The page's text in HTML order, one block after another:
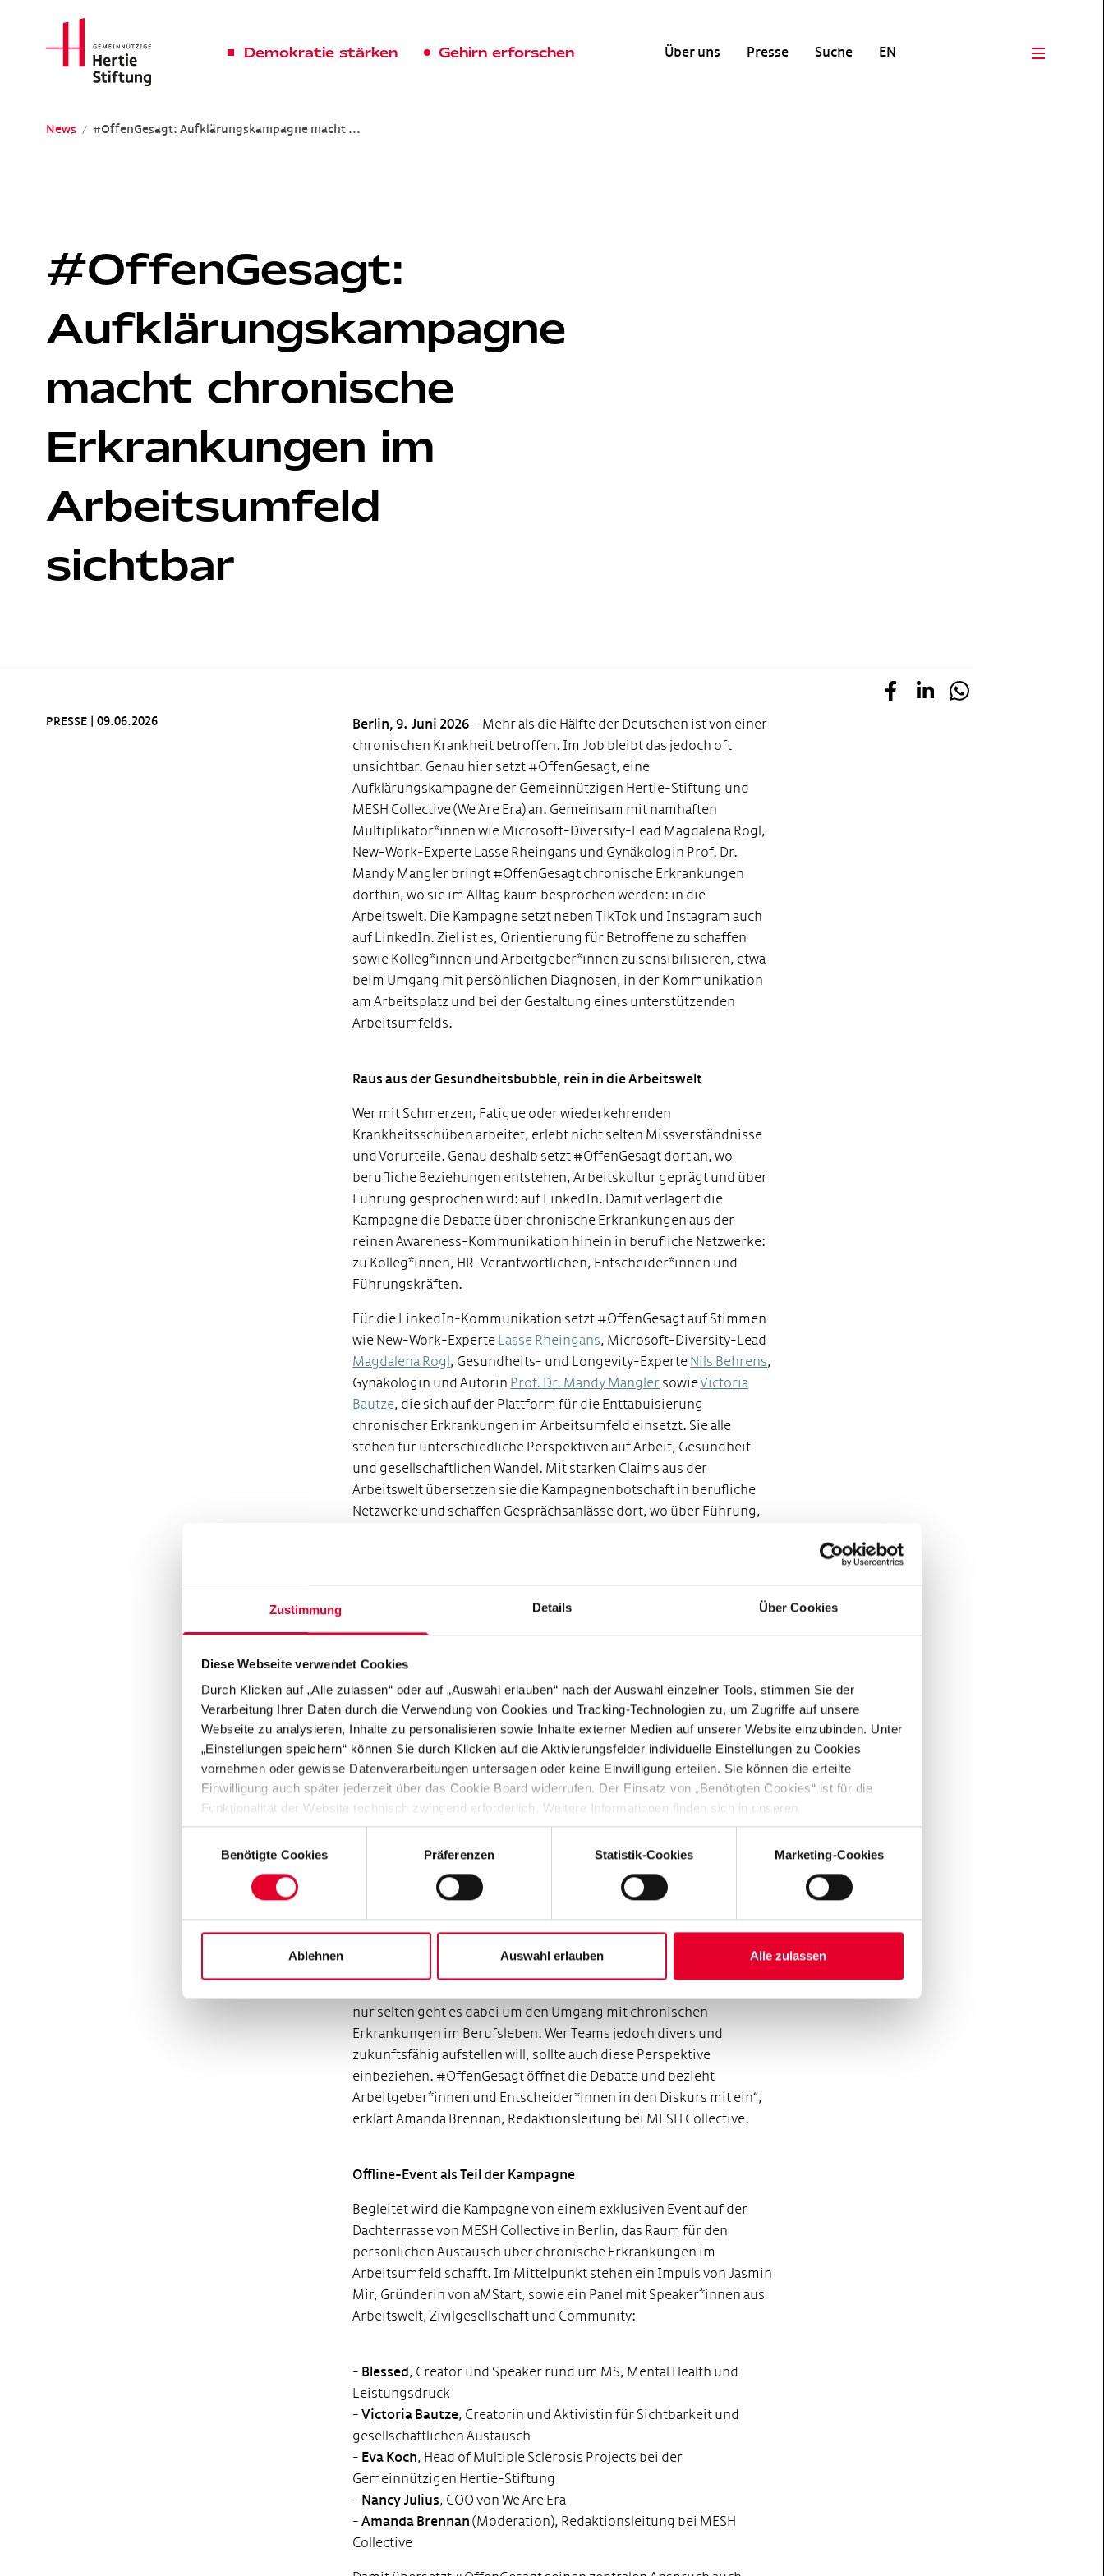
Zustimmung Details Über Cookies
Diese Webseite verwendet Cookies
Durch Klicken auf „Alle zulassen“ oder auf „Auswahl erlauben“ nach der Auswahl einzelner Tools, stimmen Sie der
Verarbeitung Ihrer Daten durch die Verwendung von Cookies und Tracking-Technologien zu, um Zugriffe auf unsere
Webseite zu analysieren, Inhalte zu personalisieren sowie Inhalte externer Medien auf unserer Website einzubinden. Unter
„Einstellungen speichern“ können Sie durch Klicken auf die Aktivierungsfelder individuelle Einstellungen zu Cookies
vornehmen oder gewisse Datenverarbeitungen untersagen oder keine Einwilligung erteilen. Sie können die erteilte
Einwilligung auch später jederzeit über das Cookie Board widerrufen. Der Einsatz von „Benötigten Cookies“ ist für die
Funktionalität der Website technisch zwingend erforderlich. Weitere Informationen finden sich in unseren
Datenschutzhinweisen („Datenschutzhinweise“).
Benötigte Cookies
Präferenzen Statistik-Cookies Marketing-Cookies
Ablehnen Auswahl erlauben Alle zulassen
Hertie Stiftung Logo
Demokratie stärken Gehirn erforschen Über uns Presse Suche EN
Open
News #OffenGesagt: Aufklärungskampagne macht ...
#OffenGesagt:
Aufklärungskampagne
macht chronische
Erkrankungen im
Arbeitsumfeld
sichtbar
PRESSE 09.06.2026 Berlin, 9. Juni 2026 – Mehr als die Hälfte der Deutschen ist von einer
chronischen Krankheit betroffen. Im Job bleibt das jedoch oft
unsichtbar. Genau hier setzt #OffenGesagt, eine
Aufklärungskampagne der Gemeinnützigen Hertie-Stiftung und
MESH Collective (We Are Era) an. Gemeinsam mit namhaften
Multiplikator*innen wie Microsoft-Diversity-Lead Magdalena Rogl,
New-Work-Experte Lasse Rheingans und Gynäkologin Prof. Dr.
Mandy Mangler bringt #OffenGesagt chronische Erkrankungen
dorthin, wo sie im Alltag kaum besprochen werden: in die
Arbeitswelt. Die Kampagne setzt neben TikTok und Instagram auch
auf LinkedIn. Ziel ist es, Orientierung für Betroffene zu schaffen
sowie Kolleg*innen und Arbeitgeber*innen zu sensibilisieren, etwa
beim Umgang mit persönlichen Diagnosen, in der Kommunikation
am Arbeitsplatz und bei der Gestaltung eines unterstützenden
Arbeitsumfelds.
Raus aus der Gesundheitsbubble, rein in die Arbeitswelt
Wer mit Schmerzen, Fatigue oder wiederkehrenden
Krankheitsschüben arbeitet, erlebt nicht selten Missverständnisse
und Vorurteile. Genau deshalb setzt #OffenGesagt dort an, wo
berufliche Beziehungen entstehen, Arbeitskultur geprägt und über
Führung gesprochen wird: auf LinkedIn. Damit verlagert die
Kampagne die Debatte über chronische Erkrankungen aus der
reinen Awareness-Kommunikation hinein in berufliche Netzwerke:
zu Kolleg*innen, HR-Verantwortlichen, Entscheider*innen und
Führungskräften.
Für die LinkedIn-Kommunikation setzt #OffenGesagt auf Stimmen
wie New-Work-Experte Lasse Rheingans, Microsoft-Diversity-Lead
Magdalena Rogl, Gesundheits- und Longevity-Experte Nils Behrens,
Gynäkologin und Autorin Prof. Dr. Mandy Mangler sowieVictoria
Bautze, die sich auf der Plattform für die Enttabuisierung
chronischer Erkrankungen im Arbeitsumfeld einsetzt. Sie alle
stehen für unterschiedliche Perspektiven auf Arbeit, Gesundheit
und gesellschaftlichen Wandel. Mit starken Claims aus der
Arbeitswelt übersetzen sie die Kampagnenbotschaft in berufliche
Netzwerke und schaffen Gesprächsanlässe dort, wo über Führung,
: Creator*innen öffnen die Debatte
unterschiedlichen Perspektiven:
Defne, Sükrü Sukone,Linella,Gynäkologe Mertcan ,Skatschie,
Schreinerin Sophia Kuhlmannsowie „Rettungsmaus“Celine Kilian.
Die Formate reichen von Sketchen über Realtalks und Vlogs bis hin
zu Interviews und klassischen Erklärformaten.
„Die Hertie-Stiftung engagiert sich seit Jahrzehnten im Bereich
Multiple Sklerose. In dieser Zeit haben wir große Fortschritte in der
medizinischen Versorgung erlebt. Was sich aber nur langsam
verändert, sind die Bilder in unseren Köpfen. Noch immer werden
Menschen mit chronischen Erkrankungen im Arbeitsleben zu
häufig über ihre Diagnose wahrgenommen statt über das, was sie
verändern“, erklärt Dr. Eva Koch, Leiterin der MS-Projekte bei der
Gemeinnützigen Hertie-Stiftung.
nur selten geht es dabei um den Umgang mit chronischen
Erkrankungen im Berufsleben. Wer Teams jedoch divers und
zukunftsfähig aufstellen will, sollte auch diese Perspektive
einbeziehen. #OffenGesagt öffnet die Debatte und bezieht
Arbeitgeber*innen und Entscheider*innen in den Diskurs mit ein“,
erklärt Amanda Brennan, Redaktionsleitung bei MESH Collective.
Offline-Event als Teil der Kampagne
Begleitet wird die Kampagne von einem exklusiven Event auf der
Dachterrasse von MESH Collective in Berlin, das Raum für den
persönlichen Austausch über chronische Erkrankungen im
Arbeitsumfeld schafft. Im Mittelpunkt stehen ein Impuls von Jasmin
Mir, Gründerin vonaMStart, sowie ein Panel mit Speaker*innen aus
Arbeitswelt, Zivilgesellschaft und Community:
- Blessed, Creator und Speaker rund um MS, Mental Health und
Leistungsdruck
-Victoria Bautze, Creatorin und Aktivistin für Sichtbarkeit und
gesellschaftlichen Austausch
- Eva Koch, Head ofMultiple Sclerosis Projects bei der
Gemeinnützigen Hertie-Stiftung
- Nancy Julius, COO vonWeAre Era
-Amanda Brennan (Moderation), Redaktionsleitung bei MESH
Collective